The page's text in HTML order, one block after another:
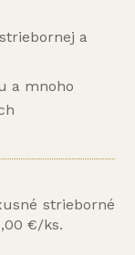
a
a mnoho
strieborné
€/ks.